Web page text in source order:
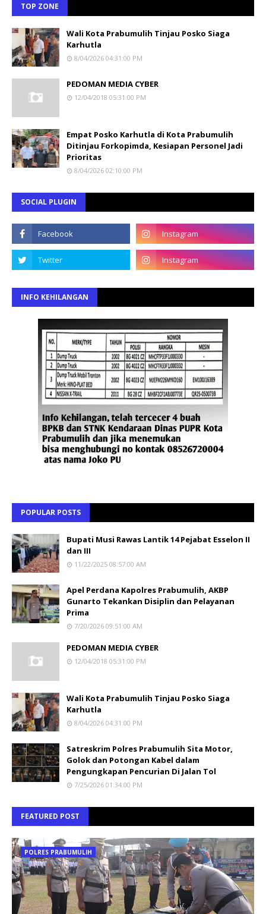
TOP ZONE
Wali Kota Prabumulih Tinjau Posko Siaga
Karhutla
8/04/2026 04:31:00 PM
PEDOMAN MEDIA CYBER
12/04/2018 05:31:00 PM
Empat Posko Karhutla di Kota Prabumulih
Ditinjau Forkopimda, Kesiapan Personel Jadi
Prioritas
8/04/2026 02:10:00 PM
SOCIAL PLUGIN
INFO KEHILANGAN
POPULAR POSTS
Bupati Musi Rawas Lantik 14 Pejabat Esselon II
dan III
11/22/2025 08:57:00 AM
Apel Perdana Kapolres Prabumulih, AKBP
Gunarto Tekankan Disiplin dan Pelayanan
Prima
7/20/2026 09:51:00 AM
PEDOMAN MEDIA CYBER
12/04/2018 05:31:00 PM
Wali Kota Prabumulih Tinjau Posko Siaga
Karhutla
8/04/2026 04:31:00 PM
Satreskrim Polres Prabumulih Sita Motor,
Golok dan Potongan Kabel dalam
Pengungkapan Pencurian Di Jalan Tol
7/25/2026 01:34:00 PM
FEATURED POST
POLRES PRABUMULIH